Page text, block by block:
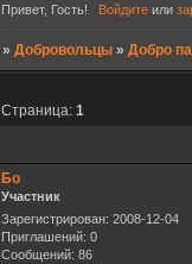
Привет, Гость! Войдитеили
»Добровольцы »Добро
Страница:1
Бо
Участник
Зарегистрирован: 2008-12-04
Приглашений: 0
Сообщений: 86